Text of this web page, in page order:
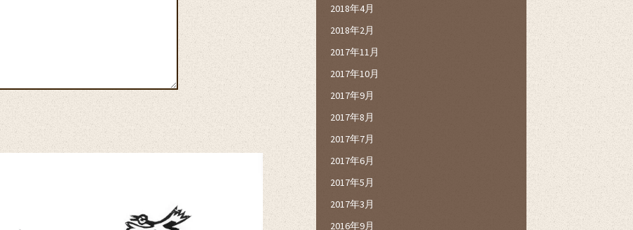
2018年4月
2018年2月
2017年11月
2017年10月
2017年9月
2017年8月
2017年7月
2017年6月
2017年5月
2017年3月
2016年9月